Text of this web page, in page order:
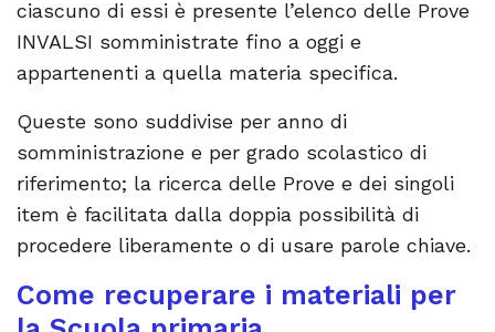
ciascuno di essi è presente l’elenco delle Prove
INVALSI somministrate fino a oggi e
appartenenti a quella materia specifica.
Queste sono suddivise per anno di
somministrazione e per grado scolastico di
riferimento; la ricerca delle Prove e dei singoli
item è facilitata dalla doppia possibilità di
procedere liberamente o di usare parole chiave.
Come recuperare i materiali per